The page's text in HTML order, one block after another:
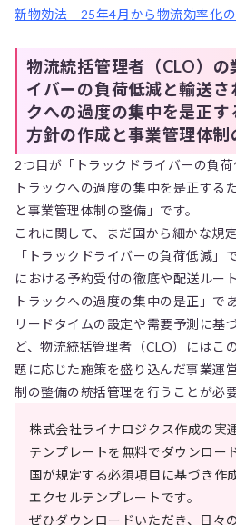
新物効法｜25年4月から物流効率化
物流統括管理者（CLO）の
イバーの負荷低減と輸送さ
クへの過度の集中を是正す
方針の作成と事業管理体制
2つ目が「トラックドライバーの負
トラックへの過度の集中を是正する
と事業管理体制の整備」です。
これに関して、まだ国から細かな規
「トラックドライバーの負荷低減」
における予約受付の徹底や配送ルー
トラックへの過度の集中の是正」で
リードタイムの設定や需要予測に基
ど、物流統括管理者（CLO）にはこ
題に応じた施策を盛り込んだ事業運
制の整備の統括管理を行うことが必
株式会社ライナロジクス作成の実
テンプレートを無料でダウンロー
国が規定する必須項目に基づき作
エクセルテンプレートです。
ぜひダウンロードいただき、日々